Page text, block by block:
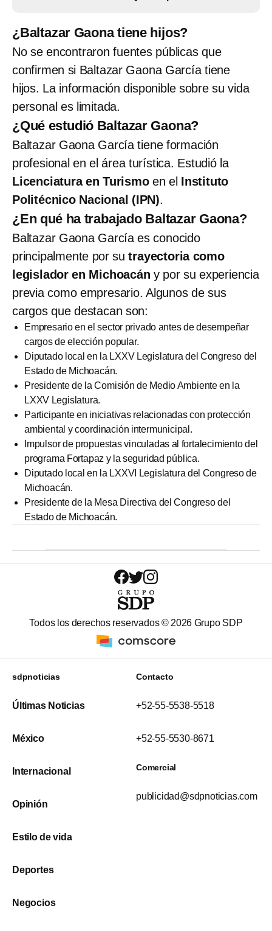
¿Baltazar Gaona tiene hijos?
No se encontraron fuentes públicas que
confirmen si Baltazar Gaona García tiene
hijos. La información disponible sobre su vida
personal es limitada.
¿Qué estudió Baltazar Gaona?
Baltazar Gaona García tiene formación
profesional en el área turística. Estudió la
Licenciatura en Turismoen el Instituto
Politécnico Nacional (IPN).
¿En qué ha trabajado Baltazar Gaona?
Baltazar Gaona García es conocido
principalmente por sutrayectoria como
legislador en Michoacán y por su experiencia
previa como empresario. Algunos de sus
cargos que destacan son:
Empresario en el sector privado antes de desempeñar
cargos de elección popular.
Diputado local en la LXXV Legislatura del Congreso del
Estado de Michoacán.
Presidente de la Comisión de Medio Ambiente en la
LXXV Legislatura.
Participante en iniciativas relacionadas con protección
ambiental y coordinación intermunicipal.
Impulsor de propuestas vinculadas al fortalecimiento del
programa Fortapaz y la seguridad pública.
Diputado local en la LXXVI Legislatura del Congreso de
Michoacán.
Presidente de la Mesa Directiva del Congreso del
Estado de Michoacán.
Todos los derechos reservados ©2026 Grupo SDP
sdpnoticias
Últimas Noticias
México
Internacional
Opinión
Estilo de vida
Deportes
Negocios
Contacto
+52-55-5538-5518
+52-55-5530-8671
Comercial
publicidad@sdpnoticias.com